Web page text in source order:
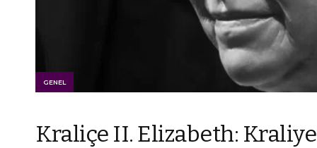
GENEL
Kraliçe II. Elizabeth: Kraliyet